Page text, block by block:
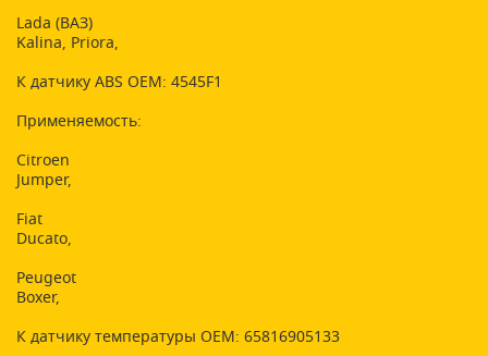
Lada (ВАЗ)
Kalina, Priora,
К датчику ABS OEM: 4545F1
Применяемость:
Citroen
Jumper,
Fiat
Ducato,
Peugeot
Boxer,
К датчику температуры OEM: 65816905133